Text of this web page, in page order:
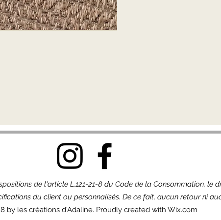
de l'article L.121-21-8 du Code de la Consommation, le
du client ou personnalisés. De ce fait, aucun retour ni
by les créations d'Adaline. Proudly created with Wix.com